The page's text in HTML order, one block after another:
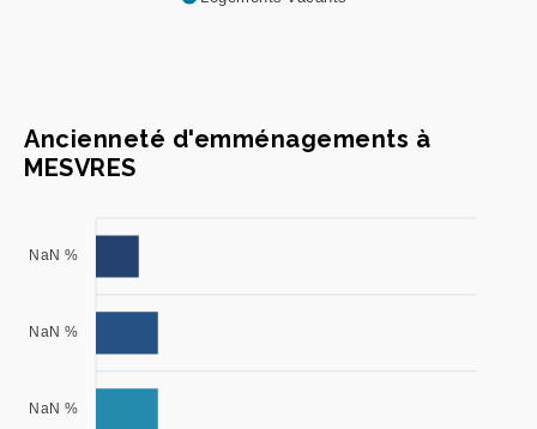
Ancienneté d'emménagements à
MESVRES
NaN %
NaN %
NaN %